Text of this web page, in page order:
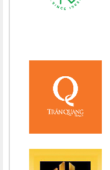
Chúc mừng bổn mạng
Chúc mừng bổn mạng Chị
Chúc mừng bổn mạng
Chúc mừng bổn mạng
Chúc mừng bổn mạng Chị
Chúc mừng bổn mạng Chị